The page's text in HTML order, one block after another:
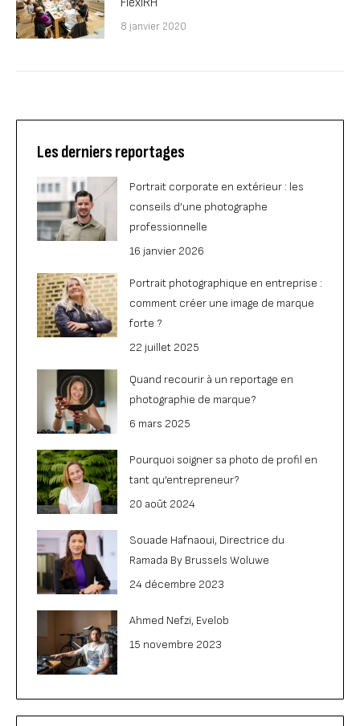
8 janvier 2020
Les derniers reportages
Portrait corporate en extérieur : les
conseils d’une photographe
professionnelle
16 janvier 2026
Portrait photographique en entreprise :
comment créer une image de marque
forte ?
22 juillet 2025
Quand recourir à un reportage en
photographie de marque?
6 mars 2025
Pourquoi soigner sa photo de profil en
tant qu’entrepreneur?
20 août 2024
Souade Hafnaoui, Directrice du
Ramada By Brussels Woluwe
24 décembre 2023
Ahmed Nefzi, Evelob
15 novembre 2023